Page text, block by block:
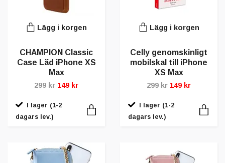
Lägg i korgen
CHAMPION Classic
Case Läd iPhone XS
Max
299 kr 149 kr
I lager (1-2
dagars lev.)
Lägg i korgen
Celly genomskinligt
mobilskal till iPhone
XS Max
299 kr 149 kr
I lager (1-2
dagars lev.)